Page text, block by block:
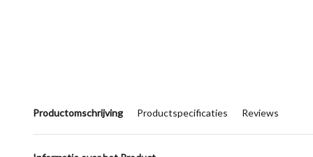
Productomschrijving Productspecificaties Reviews